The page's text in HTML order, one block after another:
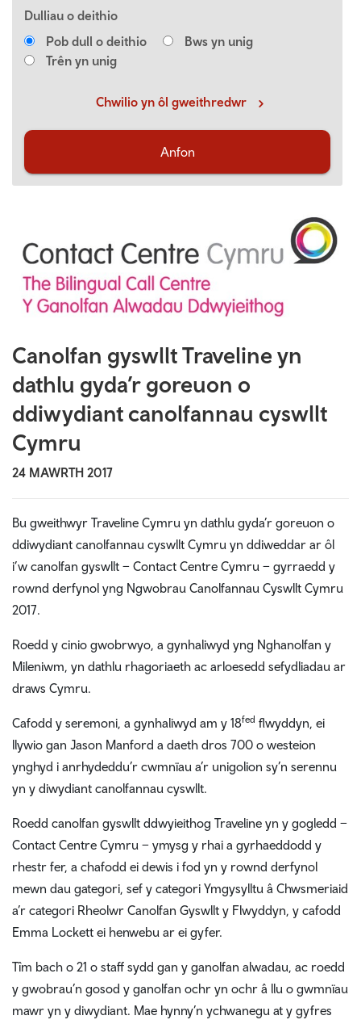
Dulliau o deithio
Pob dull o deithio
Bws yn unig
Trên yn unig
Chwilio yn ôl gweithredwr
Anfon
Canolfan gyswllt Traveline yn
dathlu gyda’r goreuon o
ddiwydiant canolfannau cyswllt
Cymru
24 MAWRTH 2017
Bu gweithwyr Traveline Cymru yn dathlu gyda’r goreuon o
ddiwydiant canolfannau cyswllt Cymru yn ddiweddar ar ôl
i’w canolfan gyswllt – Contact Centre Cymru – gyrraedd y
rownd derfynol yng Ngwobrau Canolfannau Cyswllt Cymru
2017.
Roedd y cinio gwobrwyo, a gynhaliwyd yng Nghanolfan y
Mileniwm, yn dathlu rhagoriaeth ac arloesedd sefydliadau ar
draws Cymru.
Cafodd y seremoni, a gynhaliwyd am y 18fed flwyddyn, ei
llywio gan Jason Manford a daeth dros 700 o westeion
ynghyd i anrhydeddu’r cwmnïau a’r unigolion sy’n serennu
yn y diwydiant canolfannau cyswllt.
Roedd canolfan gyswllt ddwyieithog Traveline yn y gogledd –
Contact Centre Cymru – ymysg y rhai a gyrhaeddodd y
rhestr fer, a chafodd ei dewis i fod yn y rownd derfynol
mewn dau gategori, sef y categori Ymgysylltu â Chwsmeriaid
a’r categori Rheolwr Canolfan Gyswllt y Flwyddyn, y cafodd
Emma Lockett ei henwebu ar ei gyfer.
Tîm bach o 21 o staff sydd gan y ganolfan alwadau, ac roedd
y gwobrau’n gosod y ganolfan ochr yn ochr â llu o gwmnïau
mawr yn y diwydiant. Mae hynny’n ychwanegu at y gyfres